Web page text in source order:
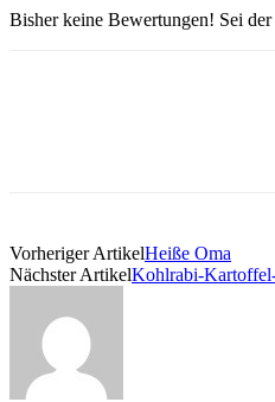
Bisher keine Bewertungen! Sei
Vorheriger ArtikelHeiße Oma
Nächster ArtikelKohlrabi-